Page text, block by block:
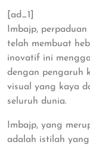
[ad_1]
Imbajp,
telah membuat
inovatif ini
dengan pengaruh
visual yang kaya
seluruh dunia.
Imbajp, yang
adalah istilah